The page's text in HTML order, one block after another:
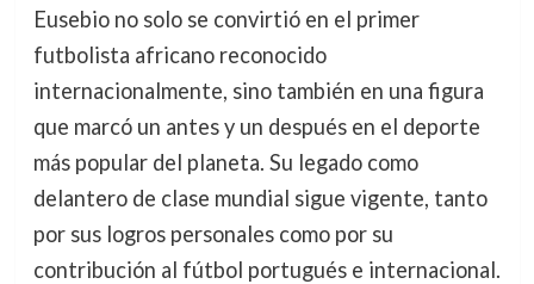
Eusebio no solo se convirtió en el primer
futbolista africano reconocido
internacionalmente, sino también en una figura
que marcó un antes y un después en el deporte
más popular del planeta. Su legado como
delantero de clase mundial sigue vigente, tanto
por sus logros personales como por su
contribución al fútbol portugués e internacional.